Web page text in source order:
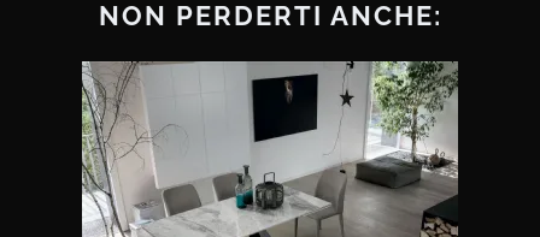
NON PERDERTI ANCHE: